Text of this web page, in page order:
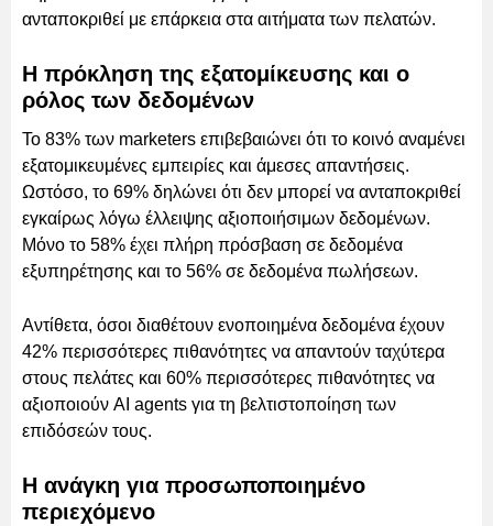
ανταποκριθεί με επάρκεια στα αιτήματα των πελατών.
Η πρόκληση της εξατομίκευσης και ο
ρόλος των δεδομένων
Το 83% των marketers επιβεβαιώνει ότι το κοινό αναμένει
εξατομικευμένες εμπειρίες και άμεσες απαντήσεις.
Ωστόσο, το 69% δηλώνει ότι δεν μπορεί να ανταποκριθεί
εγκαίρως λόγω έλλειψης αξιοποιήσιμων δεδομένων.
Μόνο το 58% έχει πλήρη πρόσβαση σε δεδομένα
εξυπηρέτησης και το 56% σε δεδομένα πωλήσεων.
Αντίθετα, όσοι διαθέτουν ενοποιημένα δεδομένα έχουν
42% περισσότερες πιθανότητες να απαντούν ταχύτερα
στους πελάτες και 60% περισσότερες πιθανότητες να
αξιοποιούν AI agents για τη βελτιστοποίηση των
επιδόσεών τους.
Η ανάγκη για προσωποποιημένο
περιεχόμενο